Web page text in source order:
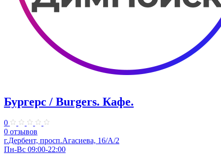
Бургерс / Burgers. Кафе.
0
0 отзывов
г.Дербент, ​просп.Агасиева, 16/А/2
Пн-Вс 09:00-22:00